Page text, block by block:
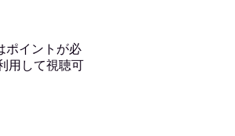
ポイントが必
用して視聴可